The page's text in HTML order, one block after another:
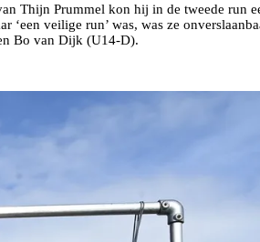
Thijn Prummel kon hij in de tweede run
veilige run’ was, was ze
Bo van Dijk (U14-D).